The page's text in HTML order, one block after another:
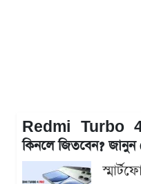
Redmi Turbo
কিনলে জিতবেন? জানুন